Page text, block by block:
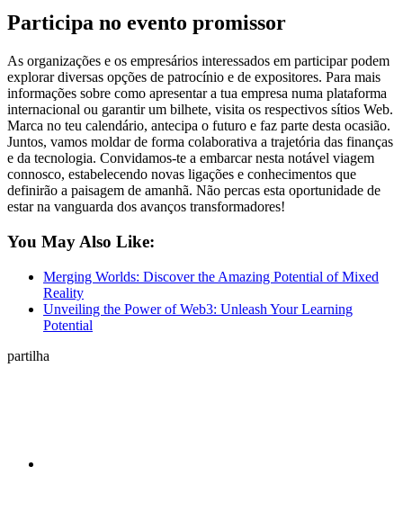
Participa no evento promissor
As organizações e os empresários interessados em participar podem
explorar diversas opções de patrocínio e de expositores. Para mais
informações sobre como apresentar a tua empresa numa plataforma
internacional ou garantir um bilhete, visita os respectivos sítios Web.
Marca no teu calendário, antecipa o futuro e faz parte desta ocasião.
Juntos, vamos moldar de forma colaborativa a trajetória das finanças
e da tecnologia. Convidamos-te a embarcar nesta notável viagem
connosco, estabelecendo novas ligações e conhecimentos que
definirão a paisagem de amanhã. Não percas esta oportunidade de
estar na vanguarda dos avanços transformadores!
You May Also Like:
Merging Worlds: Discover the Amazing Potential of Mixed
Reality
Unveiling the Power of Web3: Unleash Your Learning
Potential
partilha